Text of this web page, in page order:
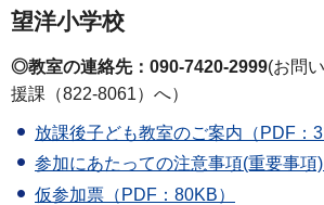
望洋小学校
◎教室の連絡先：090-7420-2999(お問
援課（822-8061）へ）
放課後子ども教室のご案内（PDF：
参加にあたっての注意事項(重要事項
仮参加票（PDF：80KB）